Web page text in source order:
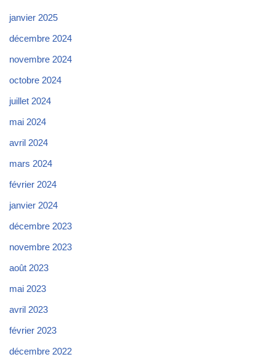
janvier 2025
décembre 2024
novembre 2024
octobre 2024
juillet 2024
mai 2024
avril 2024
mars 2024
février 2024
janvier 2024
décembre 2023
novembre 2023
août 2023
mai 2023
avril 2023
février 2023
décembre 2022